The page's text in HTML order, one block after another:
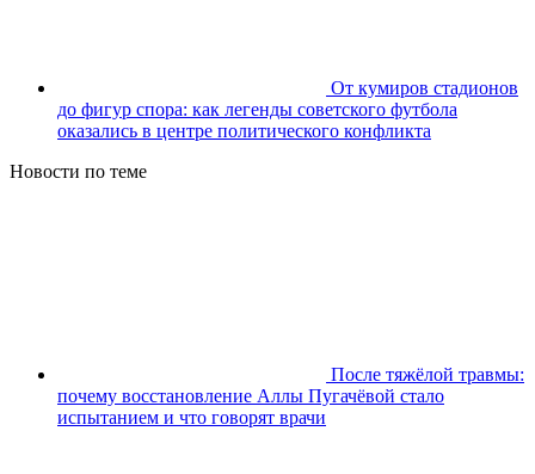
От кумиров стадионов
до фигур спора: как легенды советского футбола
оказались в центре политического конфликта
Новости по теме
После тяжёлой травмы:
почему восстановление Аллы Пугачёвой стало
испытанием и что говорят врачи